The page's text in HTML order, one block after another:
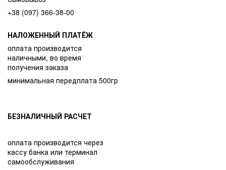
+38 (097) 366-38-00
НАЛОЖЕННЫЙ ПЛАТЁЖ
оплата производится
наличными, во время
получения заказа
минимальная передплата 500гр
БЕЗНАЛИЧНЫЙ РАСЧЕТ
оплата производится через
кассу банка или терминал
самообслуживания